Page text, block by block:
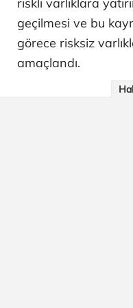
geçilmesi ve bu
görece risksiz
amaçlandı.